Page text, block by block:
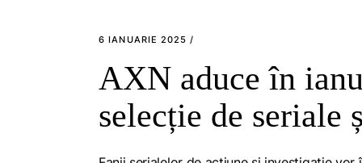
6 IANUARIE 2025
AXN aduce în
selecție de seriale